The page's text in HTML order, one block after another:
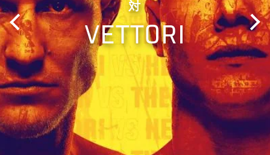
対
VETTORI